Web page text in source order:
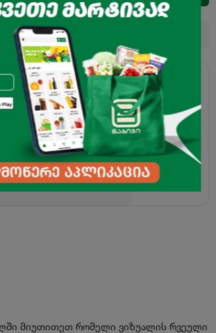
მიუთითეთ რომელი ვიზუალის რვეული